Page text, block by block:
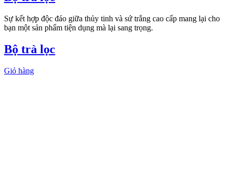
Sự kết hợp độc đáo giữa thủy tinh và sứ trắng cao cấp mang lại cho
bạn một sản phẩm tiện dụng mà lại sang trọng.
Bộ trà lọc
Giỏ hàng